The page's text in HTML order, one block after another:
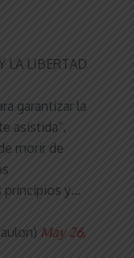
LA LIBERTAD
garantizar la
asistida”.
morir de
principios y…
May 26,